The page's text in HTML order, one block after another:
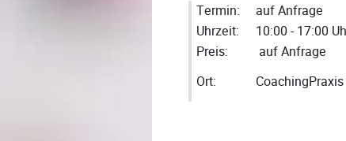
Termin:
auf Anfrage
Uhrzeit:
10:00 - 17:00
Preis:
auf Anfrage
Ort: